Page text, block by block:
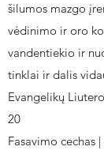
šilumos mazgo
vėdinimo ir oro
vandentiekio ir
tinklai ir dalis
Evangelikų
20
Fasavimo cechas